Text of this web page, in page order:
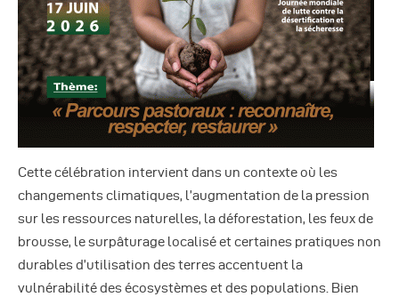
Cette célébration intervient dans un contexte où les
changements climatiques, l’augmentation de la pression
sur les ressources naturelles, la déforestation, les feux de
brousse, le surpâturage localisé et certaines pratiques non
durables d’utilisation des terres accentuent la
vulnérabilité des écosystèmes et des populations. Bien